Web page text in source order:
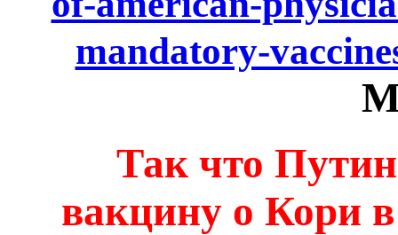
mandatory-
Так что
вакцину о Кори